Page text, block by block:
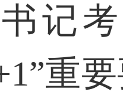
记
”重